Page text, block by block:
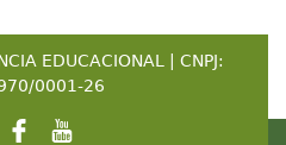
EDUCACIONAL | CNPJ:
0001-26